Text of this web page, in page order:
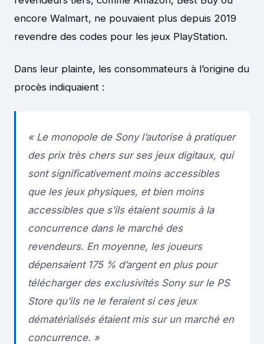
encore Walmart, ne pouvaient plus depuis 2019
revendre des codes pour les jeux PlayStation.
Dans leur plainte, les consommateurs à l’origine du
procès indiquaient :
« Le monopole de Sony l’autorise à pratiquer
des prix très chers sur ses jeux digitaux, qui
sont significativement moins accessibles
que les jeux physiques, et bien moins
accessibles que s’ils étaient soumis à la
concurrence dans le marché des
revendeurs. En moyenne, les joueurs
dépensaient 175 % d’argent en plus pour
télécharger des exclusivités Sony sur le PS
Store qu’ils ne le feraient si ces jeux
dématérialisés étaient mis sur un marché en
concurrence. »